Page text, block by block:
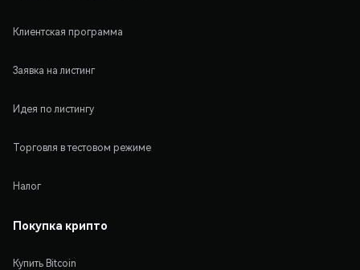
Клиентская программа
Заявка на листинг
Идея по листингу
Торговля в тестовом режиме
Налог
Покупка крипто
Купить Bitcoin